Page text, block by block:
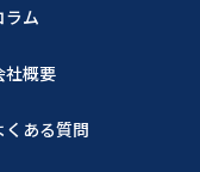
ラム
社概要
くある質問